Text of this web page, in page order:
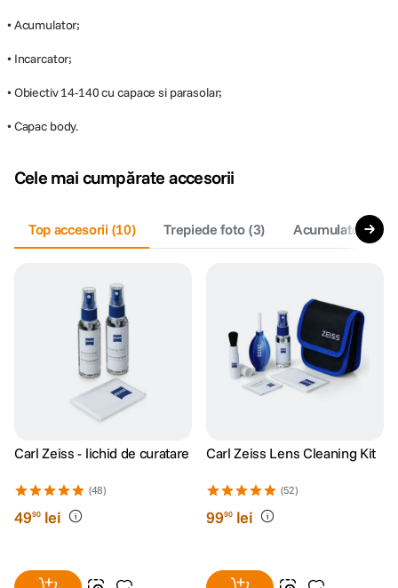
• Acumulator;
• Incarcator;
• Obiectiv 14-140 cu capace si parasolar;
• Capac body.
Cele mai cumpărate accesorii
Top accesorii (10) Trepiede foto (3) Acumulatori
Carl Zeiss - lichid de curatare
(48)
4990 lei
Carl Zeiss Lens Cleaning Kit
(52)
9990 lei